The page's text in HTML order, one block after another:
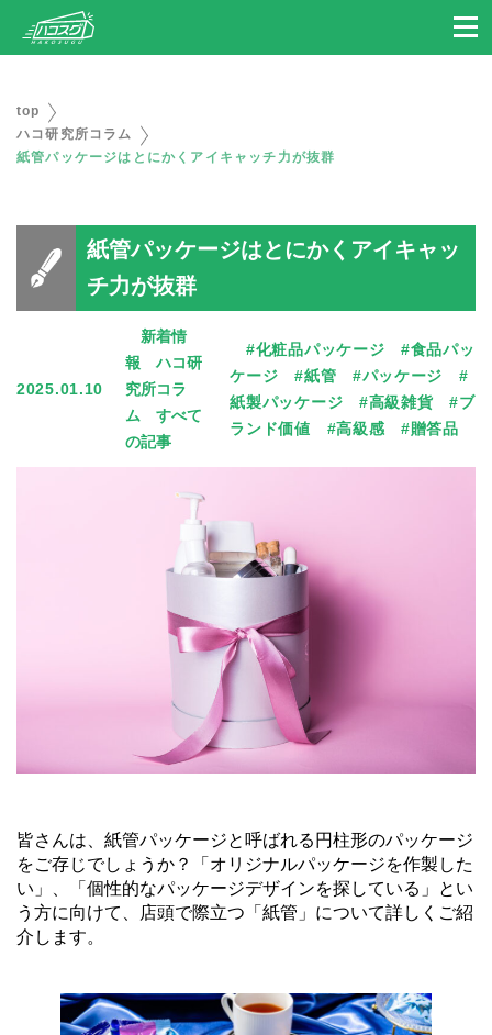
top
ハコ研究所コラム
紙管パッケージはとにかくアイキャッチ力が抜群
紙管パッケージはとにかくアイキャッ
チ力が抜群
2025.01.10
新着情
報 ハコ研
究所コラ
ム すべて
の記事
#化粧品パッケージ #食品パッ
ケージ #紙管 #パッケージ #
紙製パッケージ #高級雑貨 #ブ
ランド価値 #高級感 #贈答品
皆さんは、紙管パッケージと呼ばれる円柱形のパッケージ
をご存じでしょうか？「オリジナルパッケージを作製した
い」、「個性的なパッケージデザインを探している」とい
う方に向けて、店頭で際立つ「紙管」について詳しくご紹
介します。